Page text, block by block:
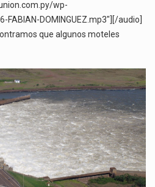
wp-
DOMINGUEZ.mp3"][/audio]
que algunos moteles